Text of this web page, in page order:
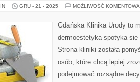
GRU - 21 - 2025 MOŻLIWOŚĆ
Gdańska Klinika Urody to
dermoestetyka spotyka
Strona kliniki została
osób, które chcą lepiej
podejmować rozsądne